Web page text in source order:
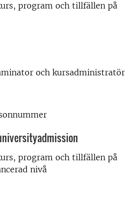
program och tillfällen på
och kursadministratör
program och tillfällen på
nivå